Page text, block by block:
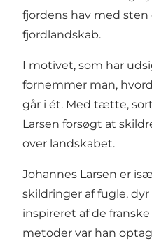
fjordens hav med sten
fjordlandskab.
I motivet, som har
fornemmer man,
går i ét. Med tætte,
Larsen forsøgt at
over landskabet.
Johannes Larsen er
skildringer af fugle,
inspireret af de
metoder var han